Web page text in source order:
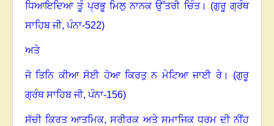
ਧਿਆਇਦਿਆ ਤੂੰ ਪ੍ਰਭੂ ਮਿਲੁ ਨਾਨਕ ਉੱਤਰੀ ਚਿੰਤ। (ਗੁਰੂ ਗ੍ਰੰਥ
ਸਾਹਿਬ ਜੀ,ਪੰਨਾ-522)
ਅਤੇ
ਜੋ ਤਿਨਿ ਕੀਆ ਸੋਈ ਹੋਆ ਕਿਰਤੁ ਨ ਮੇਟਿਆ ਜਾਈ ਰੇ। (ਗੁਰੂ
ਗ੍ਰੰਥ ਸਾਹਿਬ ਜੀ,ਪੰਨਾ-156)
ਸੱਚੀ ਕਿਰਤ ਆਤਮਿਕ,ਸਰੀਰਕ ਅਤੇ ਸਮਾਜਿਕ ਧਰਮ ਦੀ ਨੀਂਹ